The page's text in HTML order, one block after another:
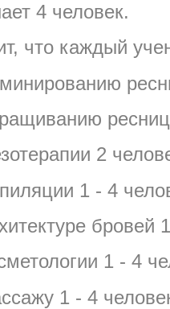
4 человек.
что каждый
2
1 - 4
бровей
1 - 4
1 - 4